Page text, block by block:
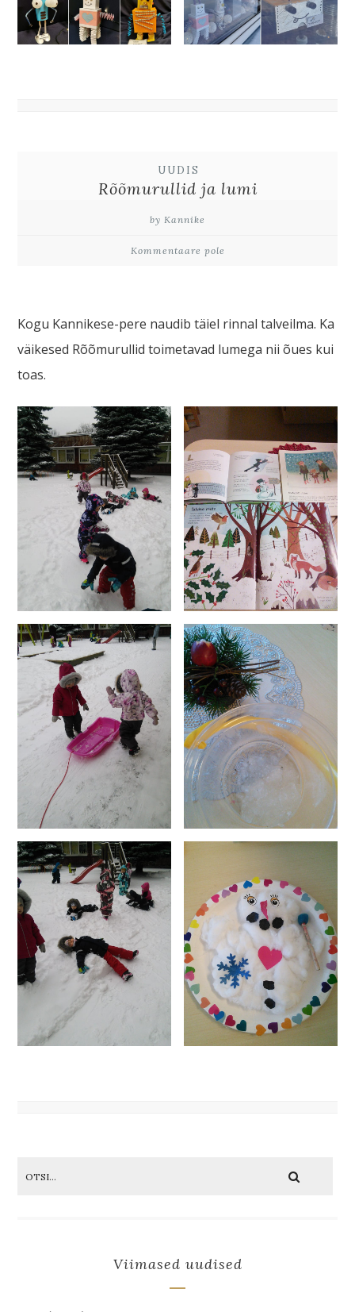
UUDIS
Rõõmurullid ja lumi
by Kannike
Kommentaare pole
Kogu Kannikese-pere naudib täiel rinnal talveilma. Ka
väikesed Rõõmurullid toimetavad lumega nii õues kui
toas.
Viimased uudised